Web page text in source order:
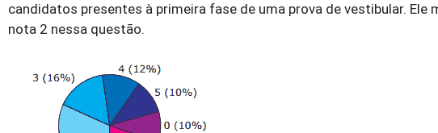
candidatos presentes à primeira fase de uma prova de vestibular.
nota 2 nessa questão.